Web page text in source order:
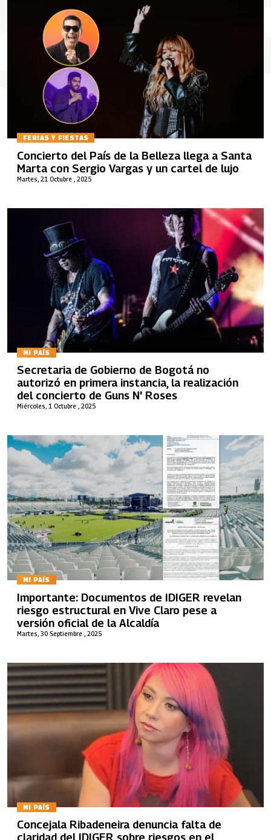
FERIAS Y FIESTAS
Martes, 21 Octubre , 2025
Concierto del País de la Belleza llega a Santa
Marta con Sergio Vargas y un cartel de lujo
MI PAÍS
Miércoles, 1 Octubre , 2025
Secretaria de Gobierno de Bogotá no
autorizó en primera instancia, la realización
del concierto de Guns N' Roses
MI PAÍS
Martes, 30 Septiembre , 2025
Importante: Documentos de IDIGER revelan
riesgo estructural en Vive Claro pese a
versión oficial de la Alcaldía
MI PAÍS
Concejala Ribadeneira denuncia falta de
claridad del IDIGER sobre riesgos en el